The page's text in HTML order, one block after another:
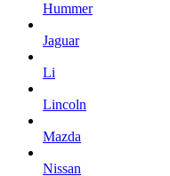
Hummer
Jaguar
Li
Lincoln
Mazda
Nissan